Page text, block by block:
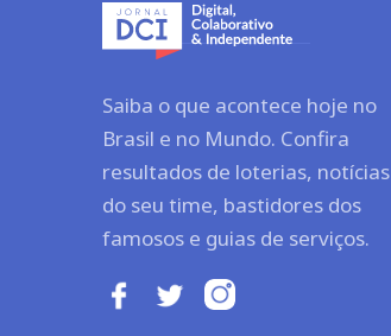
Saiba o que acontece hoje no
Brasil e no Mundo. Confira
resultados de loterias, notícias
do seu time, bastidores dos
famosos e guias de serviços.